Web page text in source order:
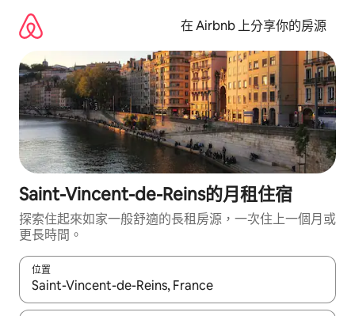
在 Airbnb 上分享你的房源
Saint-Vincent-de-Reins的月租住宿
探索住起來如家一般舒適的長租房源，一次住上一個月或
更長時間。
位置
如有搜尋結果，瀏覽內容時請使用上下箭頭，或輕點、滑動裝置。